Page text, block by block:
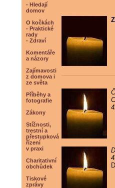
- Hledají
domov
O kočkách
- Praktické
rady
- Zdraví
Komentáře
a názory
Zajímavosti
z domova i
ze světa
Příběhy a
fotografie
Zákony
Stížnosti,
trestní a
přestupková
řízení
v praxi
Charitativní
obchůdek
Tiskové
zprávy
D